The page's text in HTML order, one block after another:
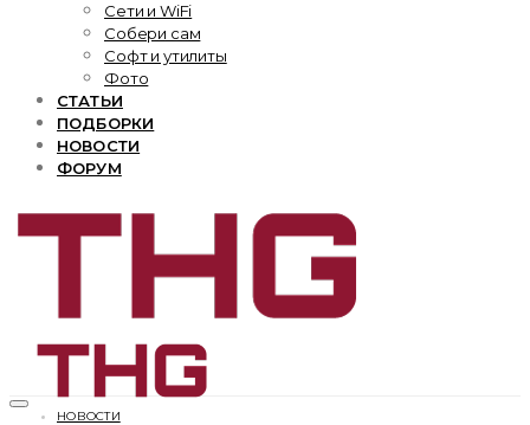
Сети и WiFi
Собери сам
Софт и утилиты
Фото
СТАТЬИ
ПОДБОРКИ
НОВОСТИ
ФОРУМ
НОВОСТИ